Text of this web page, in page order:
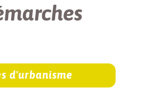
d'urbanisme